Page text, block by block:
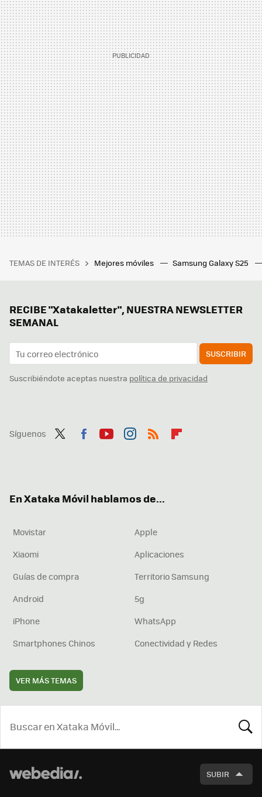
TEMAS DE INTERÉS Mejores móviles Samsung Galaxy S25
RECIBE "Xatakaletter", NUESTRA NEWSLETTER
SEMANAL
SUSCRIBIR
Suscribiéndote aceptas nuestra política de privacidad
Síguenos
En Xataka Móvil hablamos de...
Movistar
Apple
Xiaomi
Aplicaciones
Guías de compra
Territorio Samsung
Android
5g
iPhone
WhatsApp
Smartphones Chinos
Conectividad y Redes
VER MÁS TEMAS
SUBIR